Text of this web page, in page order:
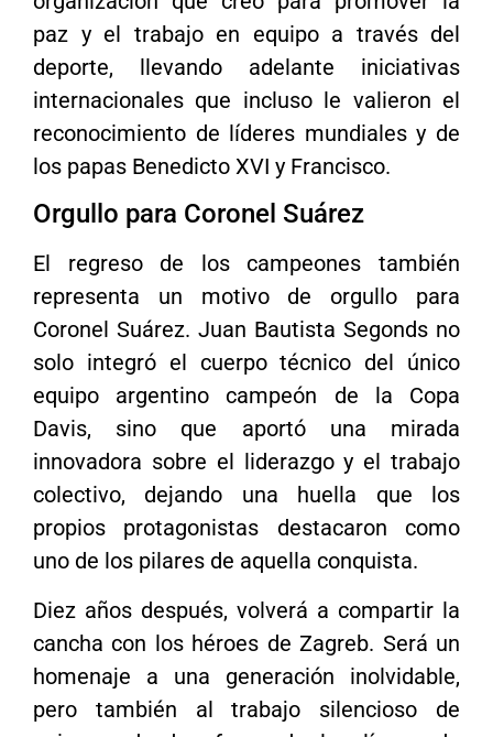
paz y el trabajo en equipo a través del
deporte, llevando adelante iniciativas
internacionales que incluso le valieron el
reconocimiento de líderes mundiales y de
los papas Benedicto XVI y Francisco.
Orgullo para Coronel Suárez
El regreso de los campeones también
representa un motivo de orgullo para
Coronel Suárez. Juan Bautista Segonds no
solo integró el cuerpo técnico del único
equipo argentino campeón de la Copa
Davis, sino que aportó una mirada
innovadora sobre el liderazgo y el trabajo
colectivo, dejando una huella que los
propios protagonistas destacaron como
uno de los pilares de aquella conquista.
Diez años después, volverá a compartir la
cancha con los héroes de Zagreb. Será un
homenaje a una generación inolvidable,
pero también al trabajo silencioso de